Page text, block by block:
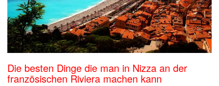
Die besten Dinge die man in Nizza an der
französischen Riviera machen kann